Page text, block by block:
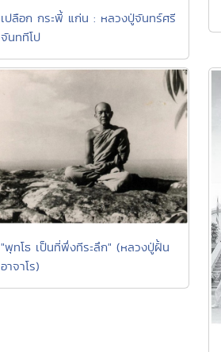
เปลือก กระพี้ แก่น : หลวงปู่จันทร์ศรี
จันททีโป
"พุทโธ เป็นที่พึ่งทีระลึก" (หลวงปู่ฝั้น
อาจาโร)